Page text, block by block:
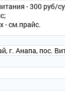
мебели,
2 кондиционера,
халат, тапочки.
- 300 руб/
- см.прайс.
г. Анапа, пос.